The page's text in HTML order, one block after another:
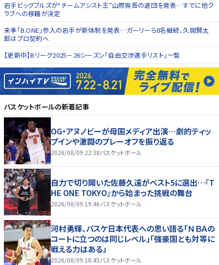
岩手ビッグブルズが“チームアシスト王”山際爽吾の退団を発表…すでに他ク
ラブへの移籍が決定
来季「B.ONE」参入の岩手が新体制を発表…ガーリーら8名継続、久岡賢太
郎はプロ契約へ
【更新中】Bリーグ2025－26シーズン「自由交渉選手リスト」一覧
バスケットボールの新着記事
OG・アヌノビーが母国メディア出演…劇的ティッ
プインや激闘のプレーオフを振り返る
2026/08/09 22:38バスケットボール
自力で切り開いた佐藤久遠がベスト5に選出…『T
HE ONE TOKYO』から始まった挑戦の舞台
2026/08/09 19:46バスケットボール
河村勇輝、バスケ日本代表への思い語る「ＮＢＡの
コートに立つのは同じレベル」「強豪国とも対等に
戦える力はある」
2026/08/09 18:45バスケットボール